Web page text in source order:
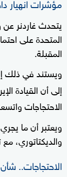
يتحدث غاردنر
المتحدة على
المقبلة.
ويستند في ذلك
إلى أن القيادة
الاحتجاجات
ويعتبر أن ما
والديكتاتوري، مع
الاحتجاجات..